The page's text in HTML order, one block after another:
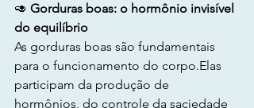
🥑 Gorduras boas: o hormônio invisível
do equilíbrio
As gorduras boas são fundamentais
para o funcionamento do corpo.Elas
participam da produção de
hormônios, do controle da saciedade